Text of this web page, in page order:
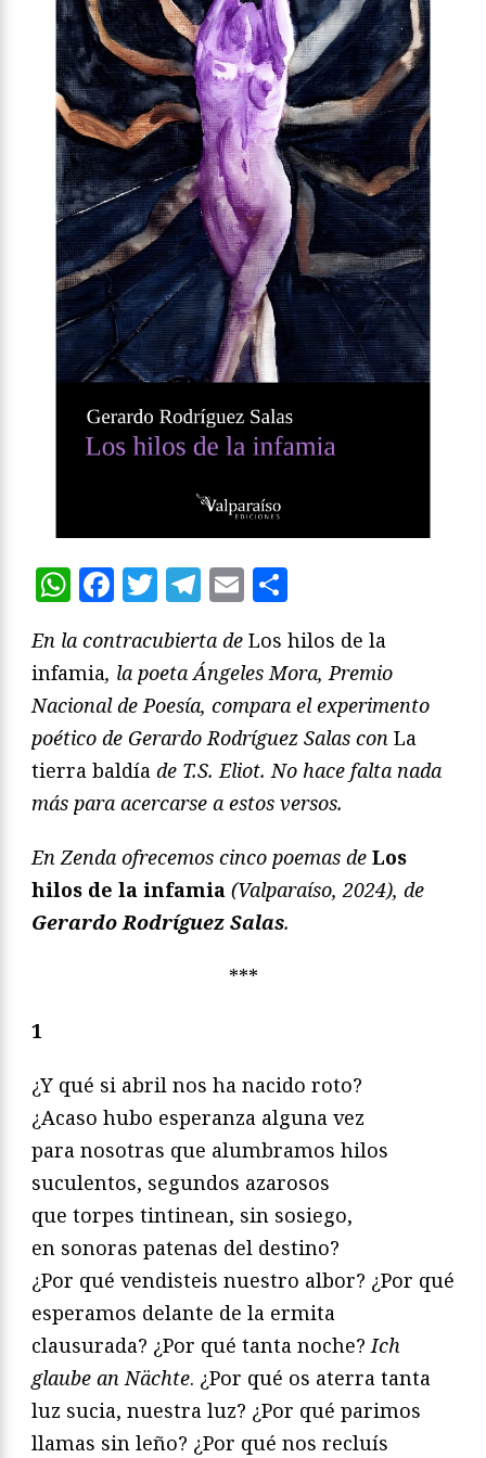
WhatsApp
Facebook
Twitter
Telegram
Email
En la contracubierta de Los hilos de la
infamia, la poeta Ángeles Mora, Premio
Nacional de Poesía, compara el experimento
poético de Gerardo Rodríguez Salas con La
tierra baldía de T.S. Eliot. No hace falta nada
más para acercarse a estos versos.
En Zenda ofrecemos cinco poemas de Los
hilos de la infamia (Valparaíso, 2024), de
Gerardo Rodríguez Salas.
***
1
¿Y qué si abril nos ha nacido roto?
¿Acaso hubo esperanza alguna vez
para nosotras que alumbramos hilos
suculentos, segundos azarosos
que torpes tintinean, sin sosiego,
en sonoras patenas del destino?
¿Por qué vendisteis nuestro albor? ¿Por qué
esperamos delante de la ermita
clausurada? ¿Por qué tanta noche? Ich
glaube an Nächte. ¿Por qué os aterra tanta
luz sucia, nuestra luz? ¿Por qué parimos
llamas sin leño? ¿Por qué nos recluís